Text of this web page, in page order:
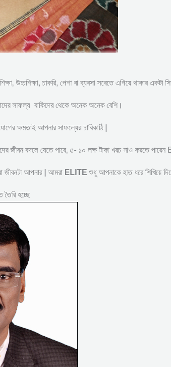
উচ্চশিক্ষা, চাকরি, পেশা বা ব্যবসা সবেতে এগিয়ে থাকার একটা
সাফল্য বাকিদের থেকে অনেক অনেক বেশি।
ক্ষমতাই আপনার সাফল্যের চাবিকাঠি |
জীবন বদলে যেতে পারে, ৫- ১০ লক্ষ টাকা খরচ নাও করতে
জীবনটা আপনার | আমরা ELITE শুধু আপনাকে হাত ধরে শিখিয়ে
তৈরি হচ্ছে